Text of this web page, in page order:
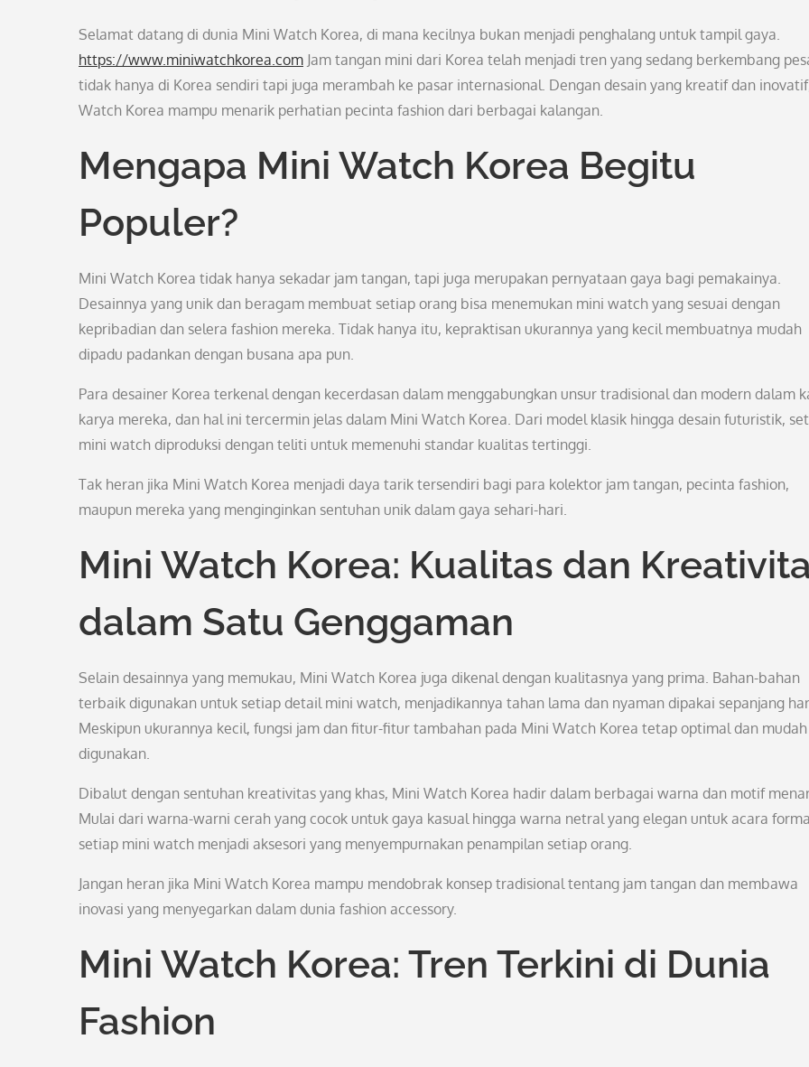
Selamat datang di dunia Mini Watch Korea, di mana kecilnya bukan menjadi penghalang untuk tampil gaya.
https://www.miniwatchkorea.com Jam tangan mini dari Korea telah menjadi tren yang sedang berkembang
tidak hanya di Korea sendiri tapi juga merambah ke pasar internasional. Dengan desain yang kreatif dan
Watch Korea mampu menarik perhatian pecinta fashion dari berbagai kalangan.
Mengapa Mini Watch Korea Begitu
Populer?
Mini Watch Korea tidak hanya sekadar jam tangan, tapi juga merupakan pernyataan gaya bagi pemakainya.
Desainnya yang unik dan beragam membuat setiap orang bisa menemukan mini watch yang sesuai dengan
kepribadian dan selera fashion mereka. Tidak hanya itu, kepraktisan ukurannya yang kecil membuatnya mudah
dipadu padankan dengan busana apa pun.
Para desainer Korea terkenal dengan kecerdasan dalam menggabungkan unsur tradisional dan modern dalam
karya mereka, dan hal ini tercermin jelas dalam Mini Watch Korea. Dari model klasik hingga desain futuristik,
mini watch diproduksi dengan teliti untuk memenuhi standar kualitas tertinggi.
Tak heran jika Mini Watch Korea menjadi daya tarik tersendiri bagi para kolektor jam tangan, pecinta fashion,
maupun mereka yang menginginkan sentuhan unik dalam gaya sehari-hari.
Mini Watch Korea: Kualitas dan
dalam Satu Genggaman
Selain desainnya yang memukau, Mini Watch Korea juga dikenal dengan kualitasnya yang prima. Bahan-bahan
terbaik digunakan untuk setiap detail mini watch, menjadikannya tahan lama dan nyaman dipakai sepanjang
Meskipun ukurannya kecil, fungsi jam dan fitur-fitur tambahan pada Mini Watch Korea tetap optimal dan mudah
digunakan.
Dibalut dengan sentuhan kreativitas yang khas, Mini Watch Korea hadir dalam berbagai warna dan motif
Mulai dari warna-warni cerah yang cocok untuk gaya kasual hingga warna netral yang elegan untuk acara
setiap mini watch menjadi aksesori yang menyempurnakan penampilan setiap orang.
Jangan heran jika Mini Watch Korea mampu mendobrak konsep tradisional tentang jam tangan dan membawa
inovasi yang menyegarkan dalam dunia fashion accessory.
Mini Watch Korea: Tren Terkini di Dunia
Fashion